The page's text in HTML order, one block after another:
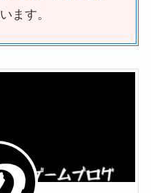
ます。